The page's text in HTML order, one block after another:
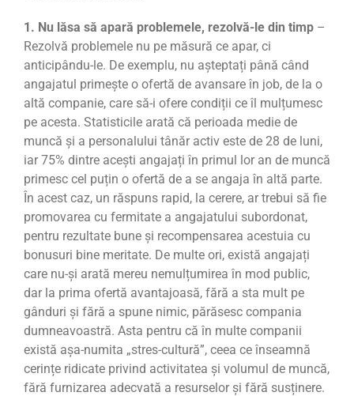
1. Nu lăsa să apară problemele, rezolvă-le din timp –
Rezolvă problemele nu pe măsură ce apar, ci
anticipându-le. De exemplu, nu așteptați până când
angajatul primește o ofertă de avansare în job, de la o
altă companie, care să-i ofere condiții ce îl mulțumesc
pe acesta. Statisticile arată că perioada medie de
muncă și a personalului tânăr activ este de 28 de luni,
iar 75% dintre acești angajați în primul lor an de muncă
primesc cel puțin o ofertă de a se angaja în altă parte.
În acest caz, un răspuns rapid, la cerere, ar trebui să fie
promovarea cu fermitate a angajatului subordonat,
pentru rezultate bune și recompensarea acestuia cu
bonusuri bine meritate. De multe ori, există angajați
care nu-și arată mereu nemulțumirea în mod public,
dar la prima ofertă avantajoasă, fără a sta mult pe
gânduri și fără a spune nimic, părăsesc compania
dumneavoastră. Asta pentru că în multe companii
există așa-numita „stres-cultură”, ceea ce înseamnă
cerințe ridicate privind activitatea și volumul de muncă,
fără furnizarea adecvată a resurselor și fără susținere.